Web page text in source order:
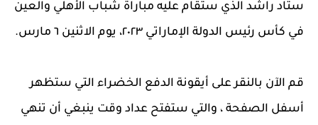
ستاد راشد الذي ستقام عليه مباراة شباب الأهلي والعين
في كأس رئيس الدولة الإماراتي ٢٠٢٣، يوم الاثنين ٦ مارس.
قم الآن بالنقر على أيقونة الدفع الخضراء التي ستظهر
أسفل الصفحة ، والتي ستفتح عداد وقت ينبغي أن تنهي